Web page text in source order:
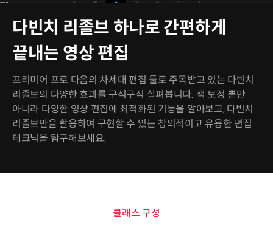
다빈치 리졸브 하나로 간편하게
끝내는 영상 편집
프리미어 프로 다음의 차세대 편집 툴로 주목받고 있는 다빈치
리졸브의 다양한 효과를 구석구석 살펴봅니다. 색 보정 뿐만
아니라 다양한 영상 편집에 최적화된 기능을 알아보고, 다빈치
리졸브만을 활용하여 구현할 수 있는 창의적이고 유용한 편집
테크닉을 탐구해보세요.
클래스 구성